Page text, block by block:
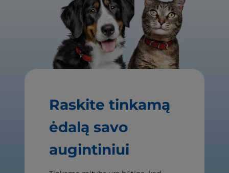
Raskite tinkamą
ėdalą savo
augintiniui